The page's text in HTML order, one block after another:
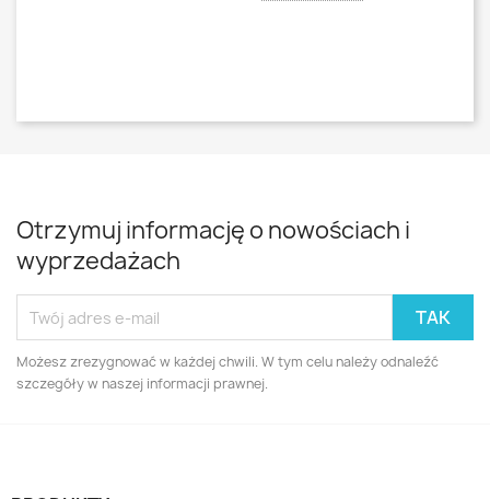
Otrzymuj informację o nowościach i
wyprzedażach
Możesz zrezygnować w każdej chwili. W tym celu należy odnaleźć
szczegóły w naszej informacji prawnej.